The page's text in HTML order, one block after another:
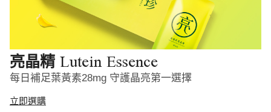
亮晶精 Lutein Essence
每日補足葉黃素28mg 守護晶亮第一選擇
立即選購